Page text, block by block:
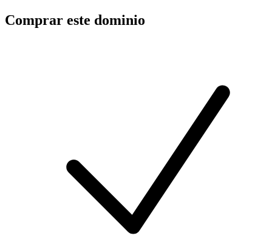
Comprar este dominio